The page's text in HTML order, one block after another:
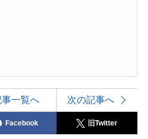
事一覧へ 次の記事へ
Facebook 旧Twitter